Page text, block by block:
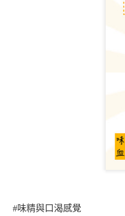
#味精與口渴感覺